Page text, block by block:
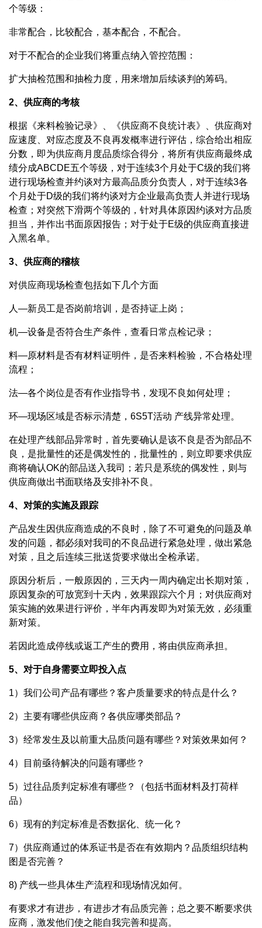
个等级：
非常配合，比较配合，基本配合，不配合。
对于不配合的企业我们将重点纳入管控范围：
扩大抽检范围和抽检力度，用来增加后续谈判的筹码。
2、供应商的考核
根据《来料检验记录》、《供应商不良统计表》、供应商对
应速度、对应态度及不良再发概率进行评估，综合给出相应
分数，即为供应商月度品质综合得分，将所有供应商最终成
绩分成ABCDE五个等级，对于连续3个月处于C级的我们将
进行现场检查并约谈对方最高品质分负责人，对于连续3各
个月处于D级的我们将约谈对方企业最高负责人并进行现场
检查；对突然下滑两个等级的，针对具体原因约谈对方品质
担当，并作出书面原因报告；对于处于E级的供应商直接进
入黑名单。
3、供应商的稽核
对供应商现场检查包括如下几个方面
人—新员工是否岗前培训，是否持证上岗；
机—设备是否符合生产条件，查看日常点检记录；
料—原材料是否有材料证明件，是否来料检验，不合格处理
流程；
法—各个岗位是否有作业指导书，发现不良如何处理；
环—现场区域是否标示清楚，6S5T活动 产线异常处理。
在处理产线部品异常时，首先要确认是该不良是否为部品不
良，是批量性的还是偶发性的，批量性的，则立即要求供应
商将确认OK的部品送入我司；若只是系统的偶发性，则与
供应商做出书面联络及安排补不良。
4、对策的实施及跟踪
产品发生因供应商造成的不良时，除了不可避免的问题及单
发的问题，都必须对我司的不良品进行紧急处理，做出紧急
对策，且之后连续三批送货要求做出全检承诺。
原因分析后，一般原因的，三天内一周内确定出长期对策，
原因复杂的可放宽到十天内，效果跟踪六个月；对供应商对
策实施的效果进行评价，半年内再发即为对策无效，必须重
新对策。
若因此造成停线或返工产生的费用，将由供应商承担。
5、对于自身需要立即投入点
1）我们公司产品有哪些？客户质量要求的特点是什么？
2）主要有哪些供应商？各供应哪类部品？
3）经常发生及以前重大品质问题有哪些？对策效果如何？
4）目前亟待解决的问题有哪些？
5）过往品质判定标准有哪些？（包括书面材料及打荷样
品）
6）现有的判定标准是否数据化、统一化？
7）供应商通过的体系证书是否在有效期内？品质组织结构
图是否完善？
8) 产线一些具体生产流程和现场情况如何。
有要求才有进步，有进步才有品质完善；总之要不断要求供
应商，激发他们使之能自我完善和提高。